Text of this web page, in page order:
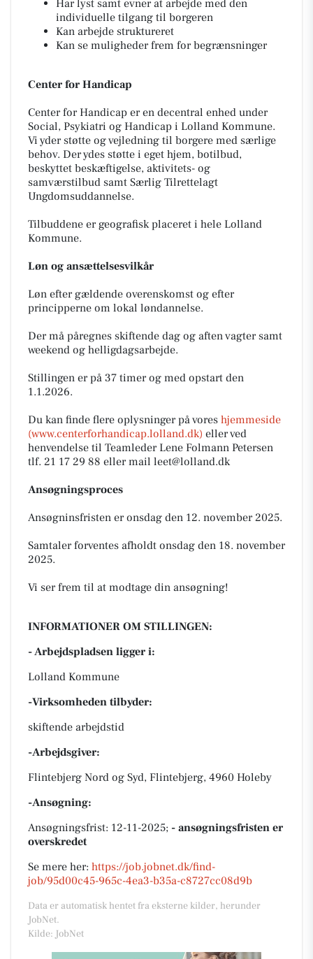
Har lyst samt evner at arbejde med den
individuelle tilgang til borgeren
Kan arbejde struktureret
Kan se muligheder frem for begrænsninger
Center for Handicap
Center for Handicap er en decentral enhed under
Social, Psykiatri og Handicap i Lolland Kommune.
Vi yder støtte og vejledning til borgere med særlige
behov. Der ydes støtte i eget hjem, botilbud,
beskyttet beskæftigelse, aktivitets- og
samværstilbud samt Særlig Tilrettelagt
Ungdomsuddannelse.
Tilbuddene er geografisk placeret i hele Lolland
Kommune.
Løn og ansættelsesvilkår
Løn efter gældende overenskomst og efter
principperne om lokal løndannelse.
Der må påregnes skiftende dag og aften vagter samt
weekend og helligdagsarbejde.
Stillingen er på 37 timer og med opstart den
1.1.2026.
Du kan finde flere oplysninger på vores hjemmeside
(www.centerforhandicap.lolland.dk) eller ved
henvendelse til Teamleder Lene Folmann Petersen
tlf. 21 17 29 88 eller mail leet@lolland.dk
Ansøgningsproces
Ansøgninsfristen er onsdag den 12. november 2025.
Samtaler forventes afholdt onsdag den 18. november
2025.
Vi ser frem til at modtage din ansøgning!
INFORMATIONER OM STILLINGEN:
- Arbejdspladsen ligger i:
Lolland Kommune
-Virksomheden tilbyder:
skiftende arbejdstid
-Arbejdsgiver:
Flintebjerg Nord og Syd, Flintebjerg, 4960 Holeby
-Ansøgning:
Ansøgningsfrist: 12-11-2025; - ansøgningsfristen er
overskredet
Se mere her: https://job.jobnet.dk/find-
job/95d00c45-965c-4ea3-b35a-c8727cc08d9b
Data er automatisk hentet fra eksterne kilder, herunder
JobNet.
Kilde: JobNet